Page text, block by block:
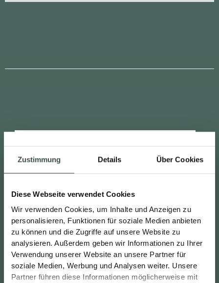
Zustimmung Details Über Cookies
Diese Webseite verwendet Cookies
Wir verwenden Cookies, um Inhalte und Anzeigen zu
personalisieren, Funktionen für soziale Medien anbieten
zu können und die Zugriffe auf unsere Website zu
analysieren. Außerdem geben wir Informationen zu Ihrer
Verwendung unserer Website an unsere Partner für
soziale Medien, Werbung und Analysen weiter. Unsere
Partner führen diese Informationen möglicherweise mit